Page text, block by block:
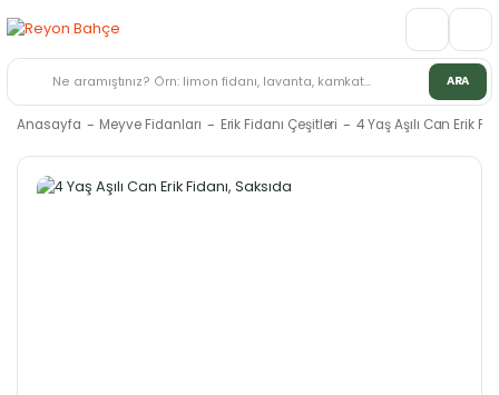
ARA
Anasayfa Meyve Fidanları Erik Fidanı Çeşitleri 4 Yaş Aşılı Can Erik